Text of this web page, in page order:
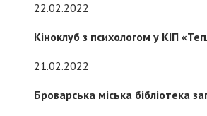
22.02.2022
Кіноклуб з психологом у КІП
21.02.2022
Броварська міська бібліотека